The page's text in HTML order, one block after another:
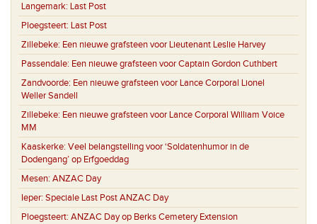
Langemark: Last Post
Ploegsteert: Last Post
Zillebeke: Een nieuwe grafsteen voor Lieutenant Leslie Harvey
Passendale: Een nieuwe grafsteen voor Captain Gordon Cuthbert
Zandvoorde: Een nieuwe grafsteen voor Lance Corporal Lionel
Weller Sandell
Zillebeke: Een nieuwe grafsteen voor Lance Corporal William Voice
MM
Kaaskerke: Veel belangstelling voor ‘Soldatenhumor in de
Dodengang’ op Erfgoeddag
Mesen: ANZAC Day
Ieper: Speciale Last Post ANZAC Day
Ploegsteert: ANZAC Day op Berks Cemetery Extension